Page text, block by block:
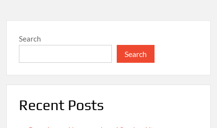
Search
Search
Recent Posts